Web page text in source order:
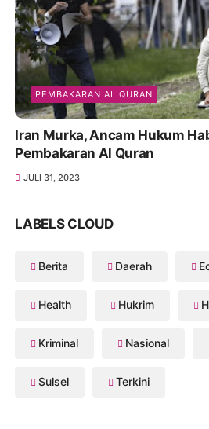
PEMBAKARAN AL QURAN
Iran Murka, Ancam Hukum
Pembakaran Al Quran
JULI 31, 2023
LABELS CLOUD
Berita Daerah
Health Hukrim
Kriminal Nasional
Sulsel Terkini